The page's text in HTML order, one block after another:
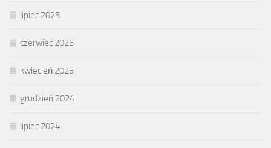
lipiec 2025
czerwiec 2025
kwiecień 2025
grudzień 2024
lipiec 2024